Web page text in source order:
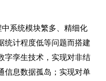
系统模块繁多、精细化
统计程度低等问题而搭建
字孪生技术，实现对非结
信息数据孤岛；实现对单